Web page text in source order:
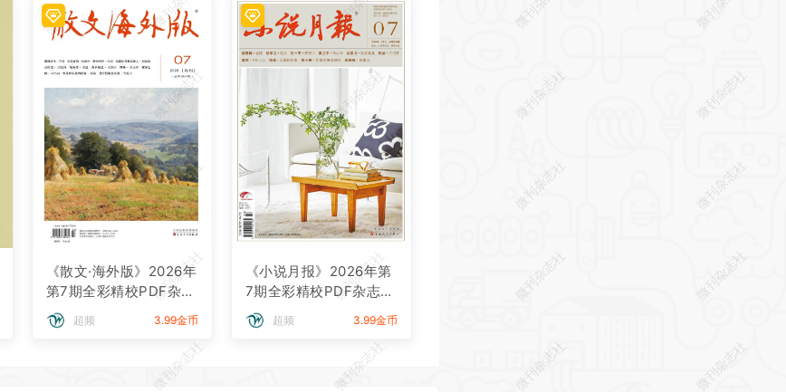
《散文·海外版》2026年
第7期全彩精校PDF杂志
下载
超频 3.99金币
《小说月报》2026年第
7期全彩精校PDF杂志下
载
超频 3.99金币
微刊杂志社
微刊杂志社 微刊杂志社
微刊杂志社
微刊杂志社
微刊杂志社 微刊杂志社
微刊杂志社
微刊杂志社
微刊杂志社 微刊杂志社
微刊杂志社
微刊杂志社
微刊杂志社 微刊杂志社 微刊杂志社